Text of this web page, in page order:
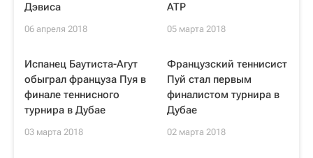
Дэвиса
06 апреля 2018
ATP
05 марта 2018
Испанец Баутиста-Агут
обыграл француза Пуя в
финале теннисного
турнира в Дубае
03 марта 2018
Французский теннисист
Пуй стал первым
финалистом турнира в
Дубае
02 марта 2018